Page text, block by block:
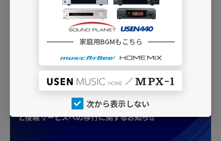
チャーを表現
家庭用BGMもこちら
次から表示しない